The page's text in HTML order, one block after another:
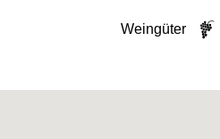
Weingüter